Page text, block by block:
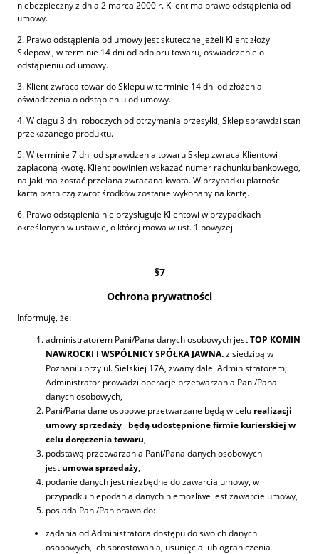
niebezpieczny z dnia 2 marca 2000 r. Klient ma prawo odstąpienia od
umowy.
2. Prawo odstąpienia od umowy jest skuteczne jeżeli Klient złoży
Sklepowi, w terminie 14 dni od odbioru towaru, oświadczenie o
odstąpieniu od umowy.
3. Klient zwraca towar do Sklepu w terminie 14 dni od złożenia
oświadczenia o odstąpieniu od umowy.
4. W ciągu 3 dni roboczych od otrzymania przesyłki, Sklep sprawdzi stan
przekazanego produktu.
5. W terminie 7 dni od sprawdzenia towaru Sklep zwraca Klientowi
zapłaconą kwotę. Klient powinien wskazać numer rachunku bankowego,
na jaki ma zostać przelana zwracana kwota. W przypadku płatności
kartą płatniczą zwrot środków zostanie wykonany na kartę.
6. Prawo odstąpienia nie przysługuje Klientowi w przypadkach
określonych w ustawie, o której mowa w ust. 1 powyżej.
§7
Ochrona prywatności
Informuję, że:
administratorem Pani/Pana danych osobowych jestTOP KOMIN
NAWROCKI I WSPÓLNICY SPÓŁKA JAWNA.z siedzibą w
Poznaniu przy ul. Sielskiej 17A, zwany dalej Administratorem;
Administrator prowadzi operacje przetwarzania Pani/Pana
danych osobowych,
Pani/Pana dane osobowe przetwarzane będą w celu realizacji
umowy sprzedaży i będą udostępnione firmie kurierskiej w
celu doręczenia towaru,
podstawą przetwarzania Pani/Pana danych osobowych
jestumowa sprzedaży,
podanie danych jest niezbędne do zawarcia umowy, w
przypadku niepodania danych niemożliwe jest zawarcie umowy,
posiada Pani/Pan prawo do:
żądania od Administratora dostępu do swoich danych
osobowych, ich sprostowania, usunięcia lub ograniczenia